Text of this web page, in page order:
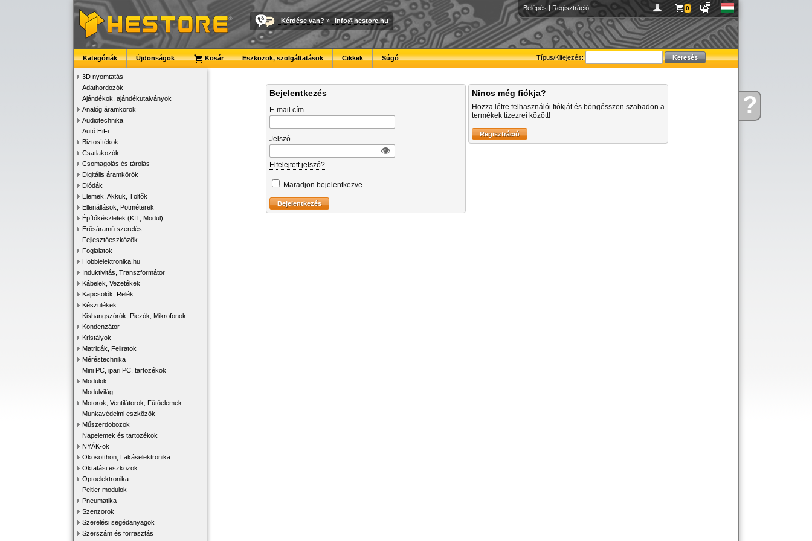
Kérdése?
Belépés | Regisztráció 0
Kérdése van? » info@hestore.hu
Típus/Kifejezés:
Kategóriák Újdonságok Kosár Eszközök, szolgáltatások Cikkek Súgó
3D nyomtatás
Adathordozók
Ajándékok, ajándékutalványok
Analóg áramkörök
Audiotechnika
Autó HiFi
Biztosítékok
Csatlakozók
Csomagolás és tárolás
Digitális áramkörök
Diódák
Elemek, Akkuk, Töltők
Ellenállások, Potméterek
Építőkészletek (KIT, Modul)
Erősáramú szerelés
Fejlesztőeszközök
Foglalatok
Hobbielektronika.hu
Induktivitás, Transzformátor
Kábelek, Vezetékek
Kapcsolók, Relék
Készülékek
Kishangszórók, Piezók, Mikrofonok
Kondenzátor
Kristályok
Matricák, Feliratok
Méréstechnika
Mini PC, ipari PC, tartozékok
Modulok
Modulvilág
Motorok, Ventilátorok, Fűtőelemek
Munkavédelmi eszközök
Műszerdobozok
Napelemek és tartozékok
NYÁK-ok
Okosotthon, Lakáselektronika
Oktatási eszközök
Optoelektronika
Peltier modulok
Pneumatika
Szenzorok
Szerelési segédanyagok
Szerszám és forrasztás
Bejelentkezés
E-mail cím
Jelszó
👁︎
Elfelejtett jelszó?
Maradjon bejelentkezve
Nincs még fiókja?
Hozza létre felhasználói fiókját és böngésszen szabadon a
termékek tízezrei között!